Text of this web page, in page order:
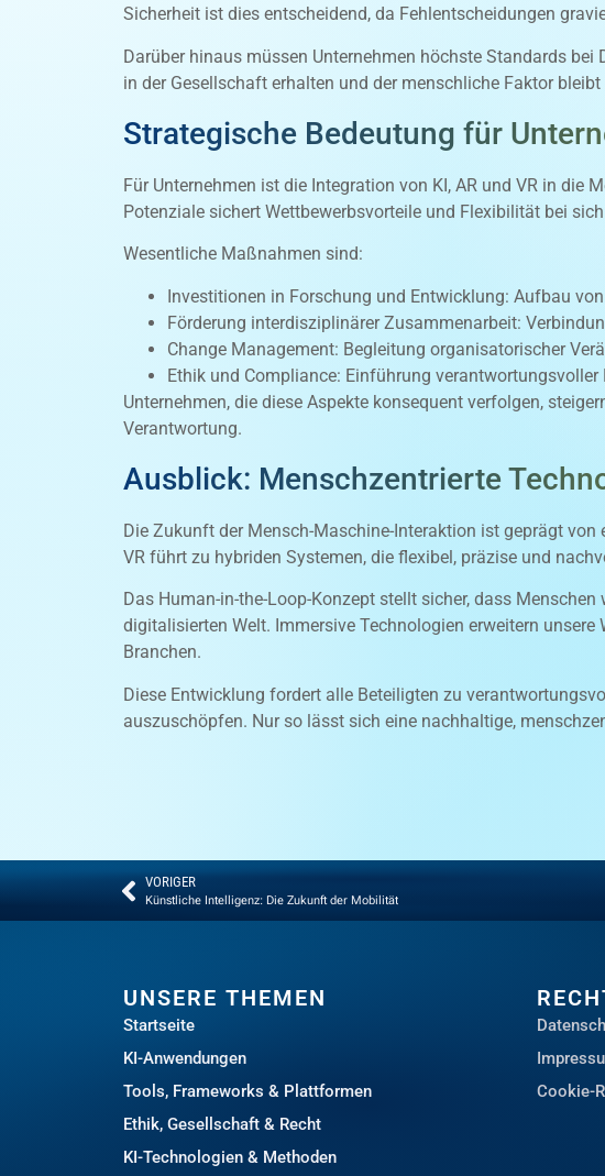
Sicherheit ist dies entscheidend, da Fehlentscheidungen
Darüber hinaus müssen Unternehmen höchste Standards
in der Gesellschaft erhalten und der menschliche Faktor
Strategische Bedeutung für
Für Unternehmen ist die Integration von KI, AR und VR in die
Potenziale sichert Wettbewerbsvorteile und Flexibilität bei
Wesentliche Maßnahmen sind:
Investitionen in Forschung und Entwicklung: Aufbau
Förderung interdisziplinärer Zusammenarbeit:
Change Management: Begleitung organisatorischer
Ethik und Compliance: Einführung
Unternehmen, die diese Aspekte konsequent verfolgen,
Verantwortung.
Ausblick: Menschzentrierte
Die Zukunft der Mensch-Maschine-Interaktion ist geprägt
VR führt zu hybriden Systemen, die flexibel, präzise und
Das Human-in-the-Loop-Konzept stellt sicher, dass
digitalisierten Welt. Immersive Technologien erweitern
Branchen.
Diese Entwicklung fordert alle Beteiligten zu
auszuschöpfen. Nur so lässt sich eine nachhaltige,
VORIGER
Künstliche Intelligenz: Die Zukunft der Mobilität
UNSERE THEMEN
Startseite
KI-Anwendungen
Tools, Frameworks & Plattformen
Ethik, Gesellschaft & Recht
KI-Technologien & Methoden
Cookie-